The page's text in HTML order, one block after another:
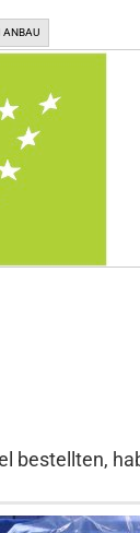
ANBAU
bestellten,